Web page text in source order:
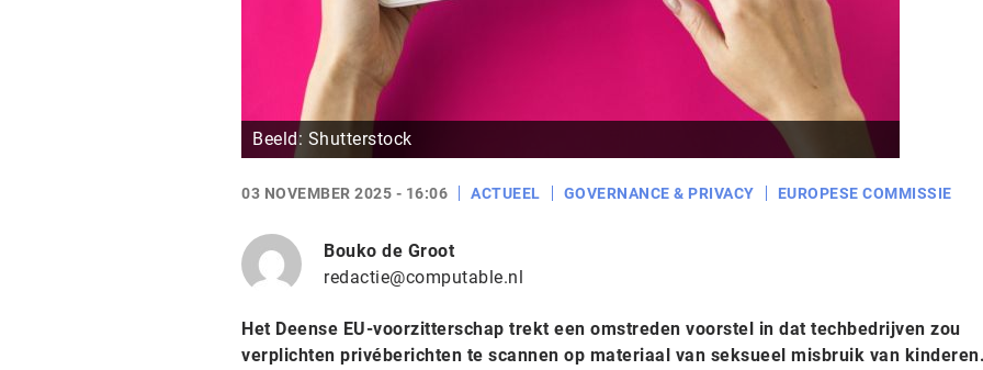
Beeld: Shutterstock
03 NOVEMBER 2025 - 16:06 ACTUEEL GOVERNANCE & PRIVACY EUROPESE COMMISSIE
Bouko de Groot
redactie@computable.nl
Het Deense EU-voorzitterschap trekt een omstreden voorstel in dat techbedrijven zou
verplichten privéberichten te scannen op materiaal van seksueel misbruik van kinderen.